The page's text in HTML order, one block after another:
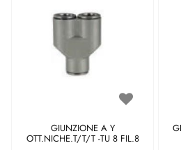
GIUNZIONE A Y
OTT.NICHE.T/T/T -TU 8 FIL.8